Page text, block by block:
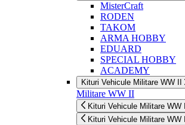
MisterCraft
RODEN
TAKOM
ARMA HOBBY
EDUARD
SPECIAL HOBBY
ACADEMY
Kituri Vehicule Militare WW II
Militare WW II
Kituri Vehicule Militare WW II
Kituri Vehicule Militare WW II